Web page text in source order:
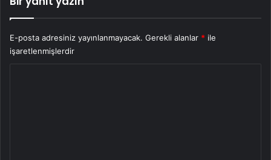
E-posta adresiniz yayınlanmayacak. Gerekli alanlar * ile
işaretlenmişlerdir